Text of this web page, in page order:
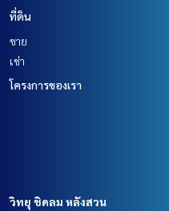
ที่ดิน
ขาย
เช่า
โครงการของเรา
วิทยุ ชิดลม หลังสวน